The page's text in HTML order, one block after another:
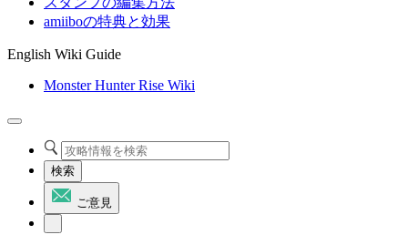
amiiboの特典と効果
English Wiki Guide
Monster Hunter Rise Wiki
検索
ご意見